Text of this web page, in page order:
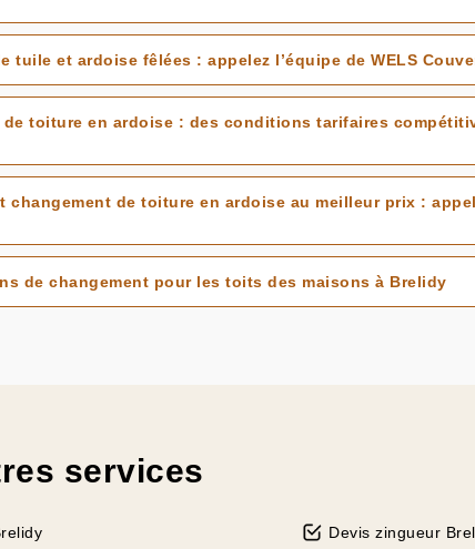
tuile et ardoise fêlées : appelez l’équipe de WELS
de toiture en ardoise : des conditions tarifaires
changement de toiture en ardoise au meilleur prix :
de changement pour les toits des maisons à Brelidy
services
Devis zingueur